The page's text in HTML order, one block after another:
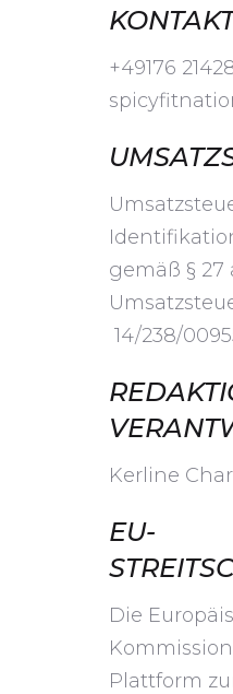
+49176
gemäß § 27
14/238/
Kerline
EU-
Die
Plattform